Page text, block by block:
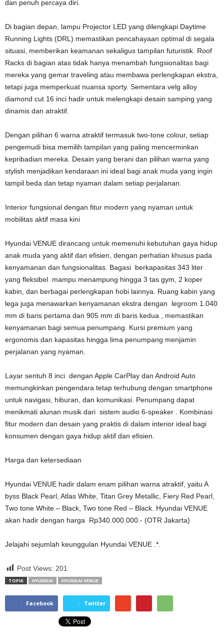
dan penuh percaya diri.
Di bagian depan, lampu Projector LED yang dilengkapi Daytime
Running Lights (DRL) memastikan pencahayaan optimal di segala
situasi, memberikan keamanan sekaligus tampilan futuristik. Roof
Racks di bagian atas tidak hanya menambah fungsionalitas bagi
mereka yang gemar traveling atau membawa perlengkapan ekstra,
tetapi juga memperkuat nuansa sporty. Sementara velg alloy
diamond cut 16 inci hadir untuk melengkapi desain samping yang
dinamis dan atraktif.
Dengan pilihan 6 warna atraktif termasuk two-tone colour, setiap
pengemudi bisa memilih tampilan yang paling mencerminkan
kepribadian mereka. Desain yang berani dan pilihan warna yang
stylish menjadikan kendaraan ini ideal bagi anak muda yang ingin
tampil beda dan tetap nyaman dalam setiap perjalanan.
Interior fungsional dengan fitur modern yang nyaman untuk
mobilitas aktif masa kini
Hyundai VENUE dirancang untuk memenuhi kebutuhan gaya hidup
anak muda yang aktif dan efisien, dengan perhatian khusus pada
kenyamanan dan fungsionalitas. Bagasi berkapasitas 343 liter
yang fleksibel mampu menampung hingga 3 tas gym, 2 koper
kabin, dan berbagai perlengkapan hobi lainnya. Ruang kabin yang
lega juga menawarkan kenyamanan ekstra dengan legroom 1.040
mm di baris pertama dan 905 mm di baris kedua , memastikan
kenyamanan bagi semua penumpang. Kursi premium yang
ergonomis dan kapasitas hingga lima penumpang menjamin
perjalanan yang nyaman.
Layar sentuh 8 inci dengan Apple CarPlay dan Android Auto
memungkinkan pengendara tetap terhubung dengan smartphone
untuk navigasi, hiburan, dan komunikasi. Penumpang dapat
menikmati alunan musik dari sistem audio 6-speaker . Kombinasi
fitur modern dan desain yang praktis di dalam interior ideal bagi
konsumen dengan gaya hidup aktif dan efisien.
Harga dan ketersediaan
Hyundai VENUE hadir dalam enam pilihan warna atraktif, yaitu A
byss Black Pearl, Atlas White, Titan Grey Metallic, Fiery Red Pearl,
Two tone White – Black, Two tone Red – Black. Hyundai VENUE
akan hadir dengan harga Rp340.000.000.- (OTR Jakarta)
Jelajahi sejumlah keunggulan Hyundai VENUE .*.
Post Views: 201
TOPIK HYUNDAI HYUNDAI VENUE
Facebook Twitter